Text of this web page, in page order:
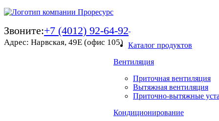
Звоните:+7 (4012) 92-64-92
Адрес: Нарвская, 49Е (офис 105)
Каталог продуктов
Вентиляция
Приточная вентиляция
Вытяжная вентиляция
Приточно-вытяжные
Кондиционирование